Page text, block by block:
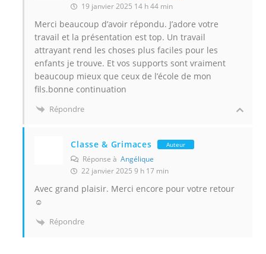
19 janvier 2025 14 h 44 min
Merci beaucoup d’avoir répondu. J’adore votre
travail et la présentation est top. Un travail
attrayant rend les choses plus faciles pour les
enfants je trouve. Et vos supports sont vraiment
beaucoup mieux que ceux de l’école de mon
fils.bonne continuation
Répondre
Classe & Grimaces Auteur
Réponse àAngélique
22 janvier 2025 9 h 17 min
Avec grand plaisir. Merci encore pour votre retour
☺️
Répondre